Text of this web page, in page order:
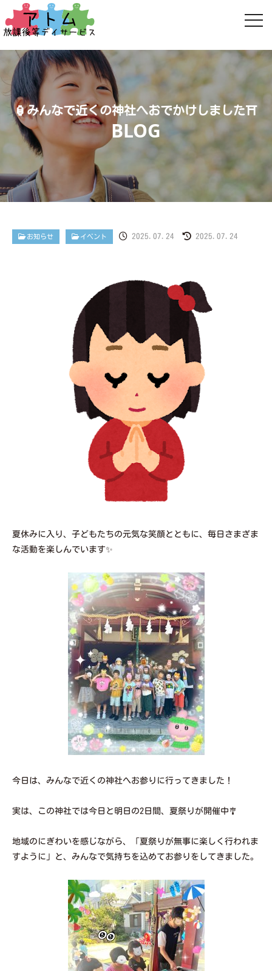
🏮みんなで近くの神社へおでかけしました⛩️
お知らせ イベント 2025.07.24 2025.07.24
夏休みに入り、子どもたちの元気な笑顔とともに、毎日さまざま
な活動を楽しんでいます✨
今日は、みんなで近くの神社へお参りに行ってきました！
実は、この神社では今日と明日の2日間、夏祭りが開催中🎐
地域のにぎわいを感じながら、「夏祭りが無事に楽しく行われま
すように」と、みんなで気持ちを込めてお参りをしてきました。